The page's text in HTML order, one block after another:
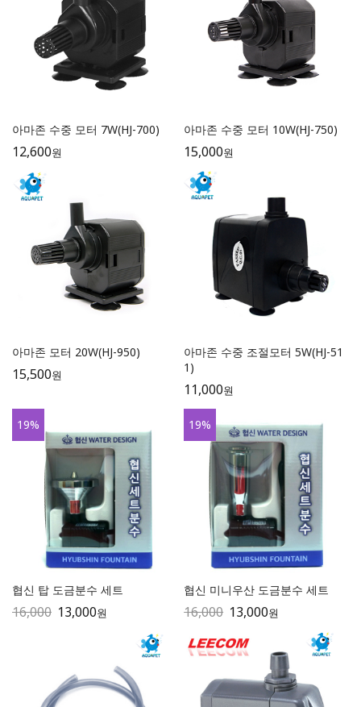
아마존 수중 모터 7W(HJ-700)
12,600원
아마존 수중 모터 10W(HJ-750)
15,000원
아마존 모터 20W(HJ-950)
15,500원
아마존 수중 조절모터 5W(HJ-51
1)
11,000원
19%
협신 탑 도금분수 세트
16,000 13,000원
19%
협신 미니우산 도금분수 세트
16,000 13,000원